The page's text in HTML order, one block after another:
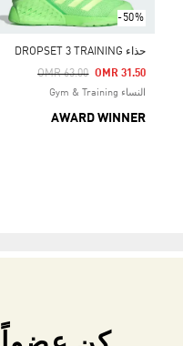
-50%
حذاء DROPSET 3 TRAINING
Reduced From
OMR 63.00
To OMR 31.50
النساء Gym & Training
AWARD WINNER